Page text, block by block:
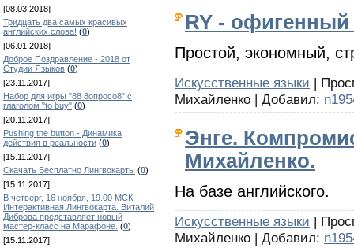
[08.03.2018]
Тридцать два самых красивых
английских слова! (0)
[06.01.2018]
Доброе Поздравление - 2018 от
Студии Языков (0)
[23.11.2017]
Набор для игры "88 8опросо8" с
глаголом "to buy" (0)
[20.11.2017]
Pushing the button - Динамика
действия в реальности (0)
[15.11.2017]
Скачать Бесплатно Лингвокарты (0)
[15.11.2017]
В четверг, 16 ноября, 19.00 МСК -
Интерактивная Лингвокарта. Виталий
Диброва представляет новый
мастер-класс на Марафоне. (0)
[15.11.2017]
RY - офигенный
Простой, экономный,
Искусственные языки |
Михайленко | Добавил:
Энге.
Михайленко.
На базе английского.
Искусственные языки |
Михайленко | Добавил: